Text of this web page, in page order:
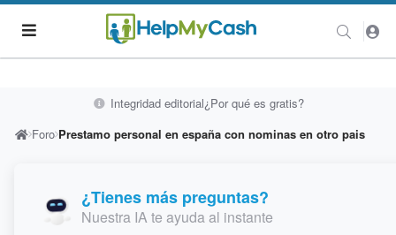
Integridad editorial¿Por qué es gratis?
Foro Prestamo personal en españa con nominas en otro pais
¿Tienes más preguntas?
Nuestra IA te ayuda al instante